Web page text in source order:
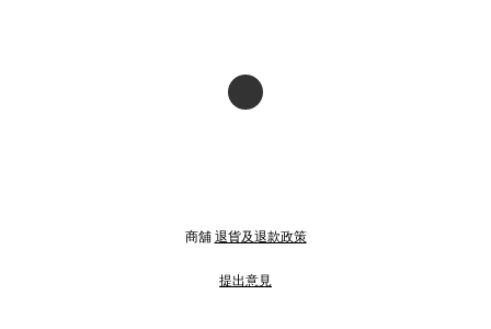
商舖 退貨及退款政策
提出意見